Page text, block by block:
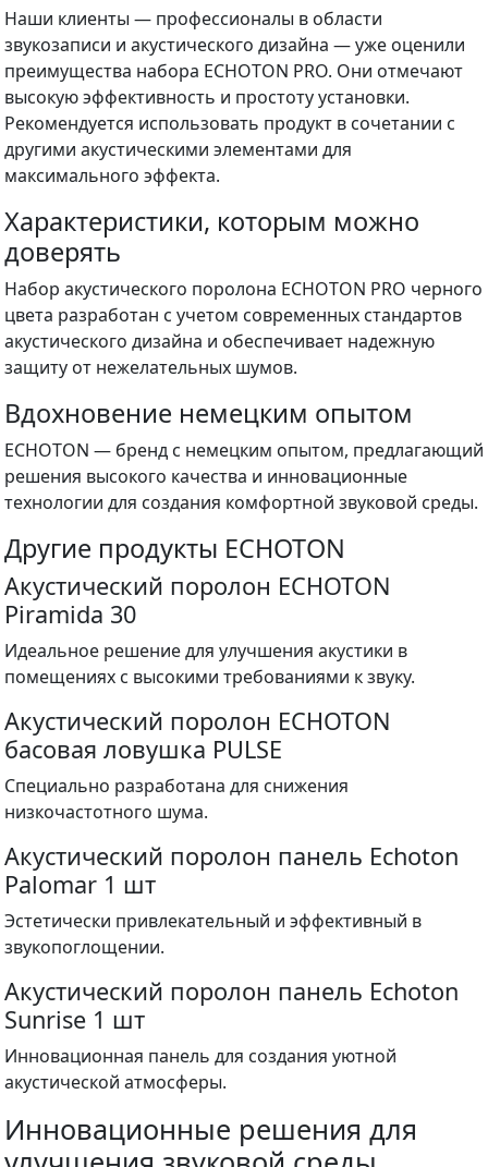
Наши клиенты — профессионалы в области
звукозаписи и акустического дизайна — уже оценили
преимущества набора ECHOTON PRO. Они отмечают
высокую эффективность и простоту установки.
Рекомендуется использовать продукт в сочетании с
другими акустическими элементами для
максимального эффекта.
Характеристики, которым можно
доверять
Набор акустического поролона ECHOTON PRO черного
цвета разработан с учетом современных стандартов
акустического дизайна и обеспечивает надежную
защиту от нежелательных шумов.
Вдохновение немецким опытом
ECHOTON — бренд с немецким опытом, предлагающий
решения высокого качества и инновационные
технологии для создания комфортной звуковой среды.
Другие продукты ECHOTON
Акустический поролон ECHOTON
Piramida 30
Идеальное решение для улучшения акустики в
помещениях с высокими требованиями к звуку.
Акустический поролон ECHOTON
басовая ловушка PULSE
Специально разработана для снижения
низкочастотного шума.
Акустический поролон панель Echoton
Palomar 1 шт
Эстетически привлекательный и эффективный в
звукопоглощении.
Акустический поролон панель Echoton
Sunrise 1 шт
Инновационная панель для создания уютной
акустической атмосферы.
Инновационные решения для